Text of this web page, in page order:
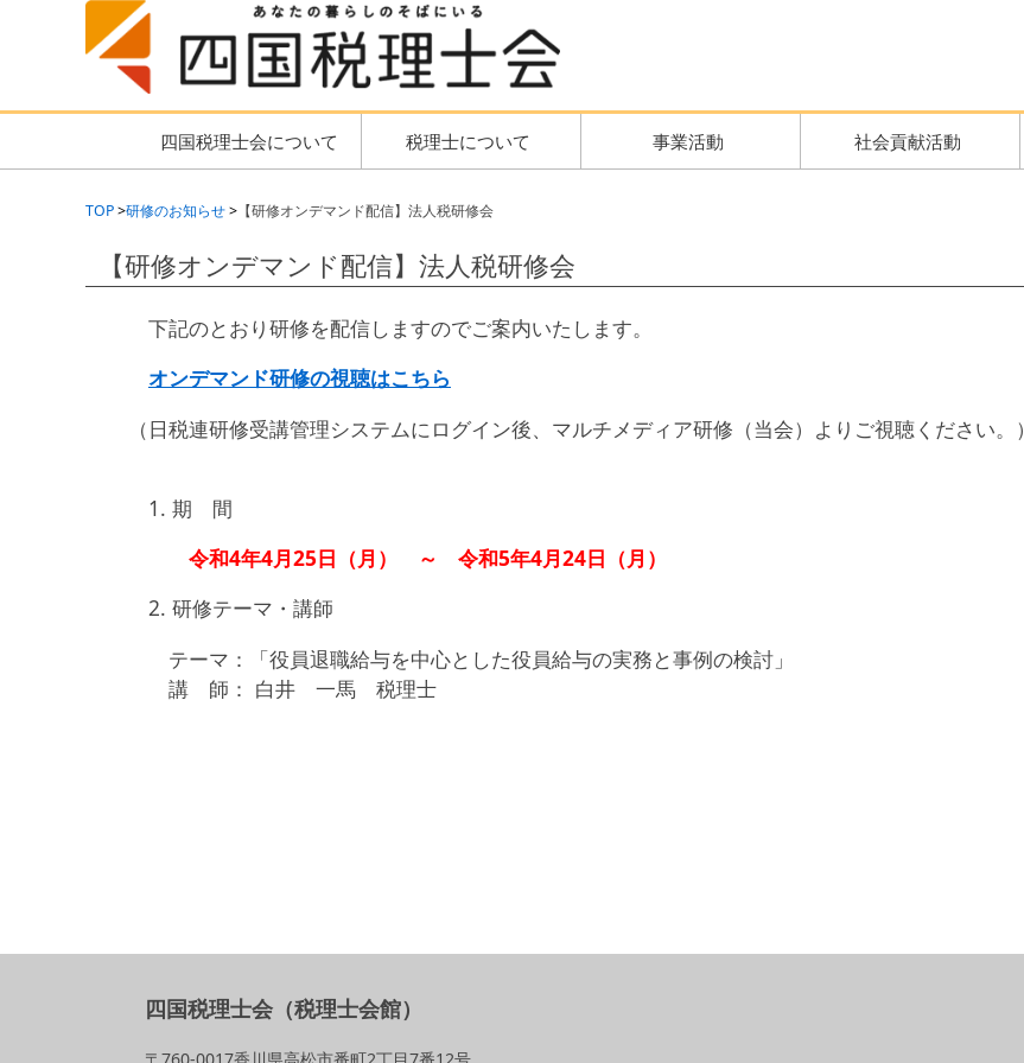
四国税理士会について 税理士について 事業活動 社会貢献活動
TOP 研修のお知らせ 【研修オンデマンド配信】法人税研修会
【研修オンデマンド配信】法人税研修会
下記のとおり研修を配信しますのでご案内いたします。
オンデマンド研修の視聴はこちら
（日税連研修受講管理システムにログイン後、マルチメディア研修（当会）よりご視聴ください。）
1. 期 間
令和4年4月25日（月） ～ 令和5年4月24日（月）
2. 研修テーマ・講師
テーマ：「役員退職給与を中心とした役員給与の実務と事例の検討」
講 師： 白井 一馬 税理士
四国税理士会（税理士会館）